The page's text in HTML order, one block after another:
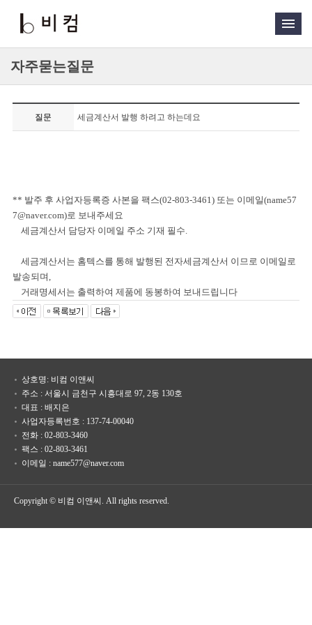
자주묻는질문
질문 세금계산서 발행 하려고 하는데요
** 발주 후 사업자등록증 사본을 팩스(02-803-3461) 또는 이메일(name57
7@naver.com)로 보내주세요
세금계산서 담당자 이메일 주소 기재 필수.
세금계산서는 홈텍스를 통해 발행된 전자세금계산서 이므로 이메일로
발송되며,
거래명세서는 출력하여 제품에 동봉하여 보내드립니다
상호명: 비컴 이앤씨
주소 : 서울시 금천구 시흥대로 97, 2동 130호
대표 : 배지은
사업자등록번호 : 137-74-00040
전화 : 02-803-3460
팩스 : 02-803-3461
이메일 : name577@naver.com
Copyright © 비컴 이앤씨. All rights reserved.